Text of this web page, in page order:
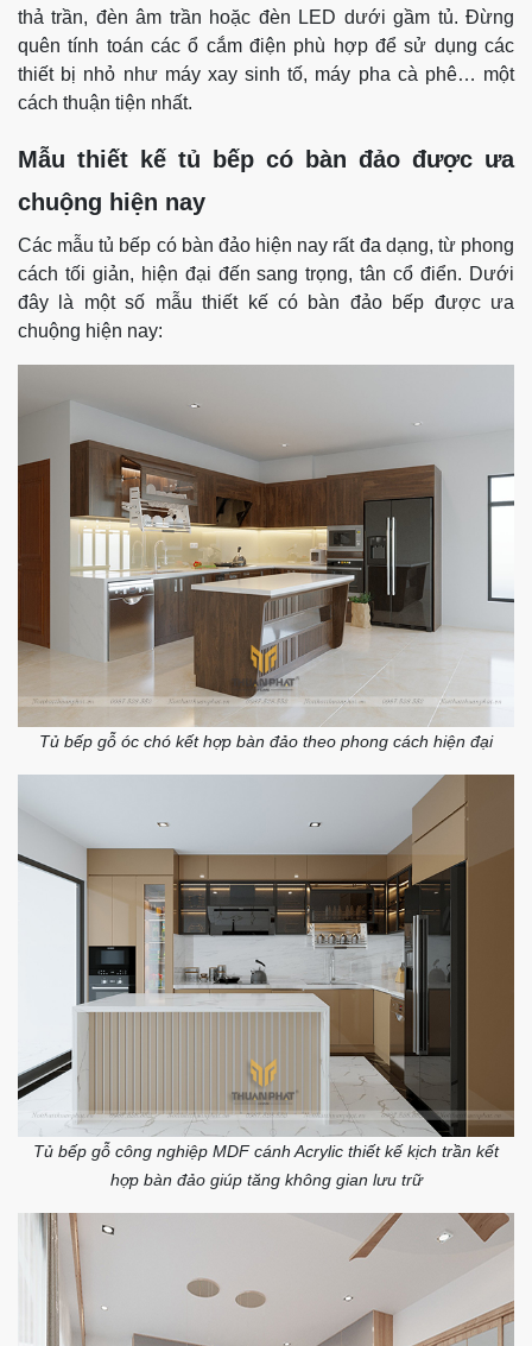
thả trần, đèn âm trần hoặc đèn LED dưới gầm tủ. Đừng
quên tính toán các ổ cắm điện phù hợp để sử dụng các
thiết bị nhỏ như máy xay sinh tố, máy pha cà phê… một
cách thuận tiện nhất.
Mẫu thiết kế tủ bếp có bàn đảo được ưa
chuộng hiện nay
Các mẫu tủ bếp có bàn đảo hiện nay rất đa dạng, từ phong
cách tối giản, hiện đại đến sang trọng, tân cổ điển. Dưới
đây là một số mẫu thiết kế có bàn đảo bếp được ưa
chuộng hiện nay:
Tủ bếp gỗ óc chó kết hợp bàn đảo theo phong cách hiện đại
Tủ bếp gỗ công nghiệp MDF cánh Acrylic thiết kế kịch trần kết
hợp bàn đảo giúp tăng không gian lưu trữ